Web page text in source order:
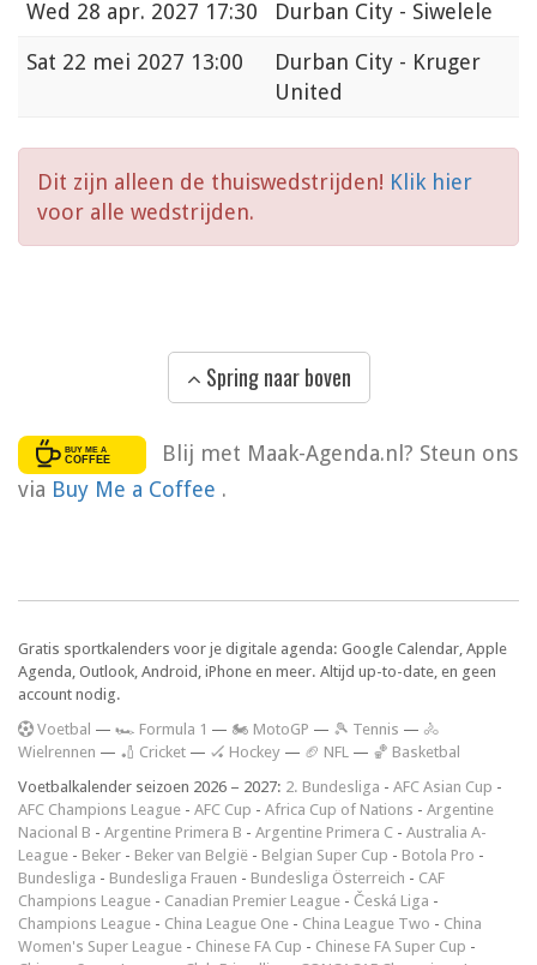
Wed 28 apr. 2027 17:30
Durban City - Siwelele
Sat 22 mei 2027 13:00
Durban City - Kruger
United
Dit zijn alleen de thuiswedstrijden! Klik hier
voor alle wedstrijden.
Spring naar boven
Blij met Maak-Agenda.nl? Steun ons
via Buy Me a Coffee .
Gratis sportkalenders voor je digitale agenda: Google Calendar, Apple
Agenda, Outlook, Android, iPhone en meer. Altijd up-to-date, en geen
account nodig.
Voetbal — 🏎️ Formula 1 — 🏍 MotoGP — 🎾 Tennis — 🚴
Wielrennen — 🏏 Cricket — 🏑 Hockey — 🏈 NFL — 🏀 Basketbal
Voetbalkalender seizoen 2026 – 2027: 2. Bundesliga - AFC Asian Cup -
AFC Champions League - AFC Cup - Africa Cup of Nations - Argentine
Nacional B - Argentine Primera B - Argentine Primera C - Australia A-
League - Beker - Beker van België - Belgian Super Cup - Botola Pro -
Bundesliga - Bundesliga Frauen - Bundesliga Österreich - CAF
Champions League - Canadian Premier League - Česká Liga -
Champions League - China League One - China League Two - China
Women's Super League - Chinese FA Cup - Chinese FA Super Cup -